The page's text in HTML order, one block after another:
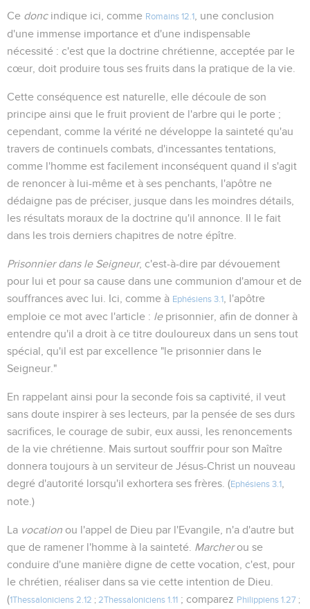
Ce doncindique ici, comme Romains 12.1
, une conclusion
d'une immense importance et d'une indispensable
nécessité : c'est que la doctrine chrétienne, acceptée par le
cœur, doit produire tous ses fruits dans la pratique de la vie.
Cette conséquence est naturelle, elle découle de son
principe ainsi que le fruit provient de l'arbre qui le porte ;
cependant, comme la vérité ne développe la sainteté qu'au
travers de continuels combats, d'incessantes tentations,
comme l'homme est facilement inconséquent quand il s'agit
de renoncer à lui-même et à ses penchants, l'apôtre ne
dédaigne pas de préciser, jusque dans les moindres détails,
les résultats moraux de la doctrine qu'il annonce. Il le fait
dans les trois derniers chapitres de notre épître.
Prisonnier dans le Seigneur, c'est-à-dire par dévouement
pour lui et pour sa cause dans une communion d'amour et de
souffrances avec lui. Ici, comme à Ephésiens 3.1
, l'apôtre
emploie ce mot avec l'article : leprisonnier, afin de donner à
entendre qu'il a droit à ce titre douloureux dans un sens tout
spécial, qu'il est par excellence "le prisonnier dans le
Seigneur."
En rappelant ainsi pour la seconde fois sa captivité, il veut
sans doute inspirer à ses lecteurs, par la pensée de ses durs
sacrifices, le courage de subir, eux aussi, les renoncements
de la vie chrétienne. Mais surtout souffrir pour son Maître
donnera toujours à un serviteur de Jésus-Christ un nouveau
degré d'autorité lorsqu'il exhortera ses frères. (Ephésiens 3.1
note.)
La vocation ou l'appel de Dieu par l'Evangile, n'a d'autre but
que de ramener l'homme à la sainteté. Marcherou se
conduire d'une manière digne de cette vocation, c'est, pour
le chrétien, réaliser dans sa vie cette intention de Dieu.
(1Thessaloniciens 2.12 ; 2Thessaloniciens 1.11 ; comparez Philippiens 1.27 ;